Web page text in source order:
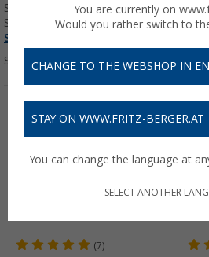
Schlauchbefestigungsklemmen und -
Schläuche zuverlässig und sicher.Jetzt
Schlauchbefestigungsklemmen & -
Sortieren:
(7)
You are currently on
Would you rather switch to
CHANGE TO THE WEBSHOP IN
STAY ON WWW.FRITZ-BERGER.AT
You can change the language at
SELECT ANOTHER